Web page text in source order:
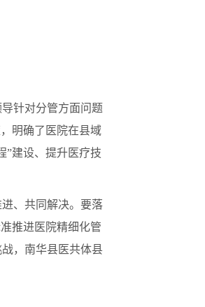
针对分管方面问题
明确了医院在县域
”建设、提升医疗技
、共同解决。要落
推进医院精细化管
，南华县医共体县